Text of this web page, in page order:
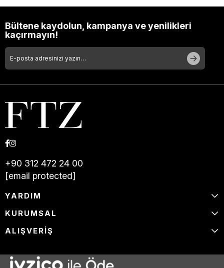
Bültene kaydolun, kampanya ve yenilikleri
kaçırmayın!
+90 312 472 24 00
[email protected]
YARDIM
KURUMSAL
ALIŞVERİŞ